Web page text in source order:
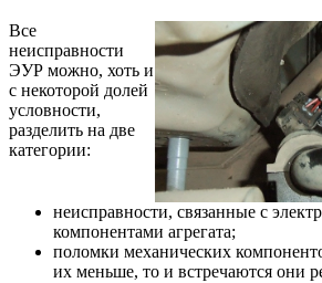
Все
неисправности
ЭУР можно, хоть и
с некоторой долей
условности,
разделить на две
категории:
неисправности, связанные с
компонентами агрегата;
поломки механических
их меньше, то и встречаются они